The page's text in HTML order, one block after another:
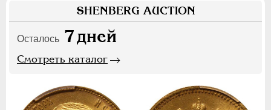
SHENBERG AUCTION
Осталось 7дней
Смотреть каталог